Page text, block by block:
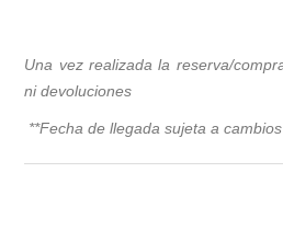
Una vez realizada la reserva/
ni devoluciones
**Fecha de llegada sujeta a